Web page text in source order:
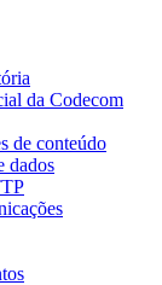
da Codecom
de conteúdo
dados